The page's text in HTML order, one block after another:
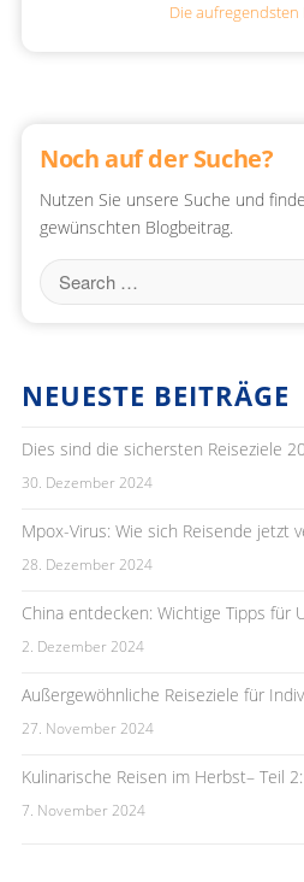
Die aufregendsten
Noch auf der Suche?
Nutzen Sie unsere Suche und
gewünschten Blogbeitrag.
NEUESTE BEITRÄGE
Dies sind die sichersten Reiseziele
30. Dezember 2024
Mpox-Virus: Wie sich Reisende jetzt
28. Dezember 2024
China entdecken: Wichtige Tipps für
2. Dezember 2024
Außergewöhnliche Reiseziele für
27. November 2024
Kulinarische Reisen im Herbst– Teil
7. November 2024